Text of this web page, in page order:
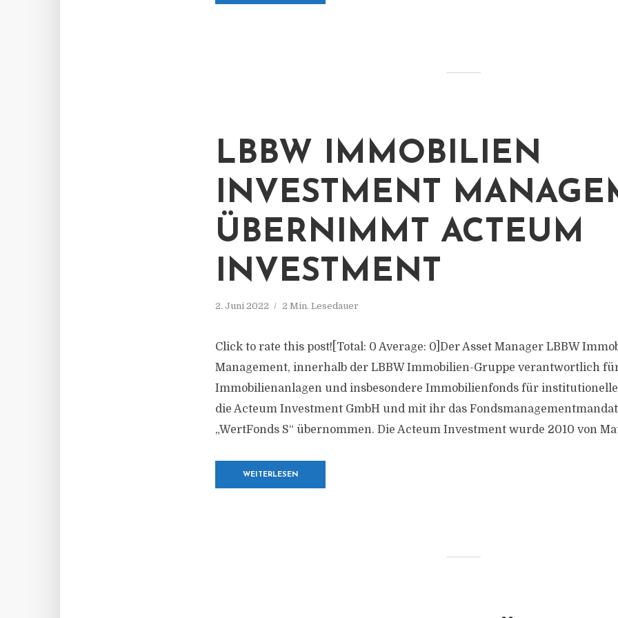
LBBW IMMOBILIEN
INVESTMENT
ÜBERNIMMT ACTEUM
INVESTMENT
2. Juni 2022 2 Min. Lesedauer
Click to rate this post![Total: 0 Average: 0]Der Asset Manager LBBW
Management, innerhalb der LBBW Immobilien-Gruppe verantwortlich
Immobilienanlagen und insbesondere Immobilienfonds für
die Acteum Investment GmbH und mit ihr das
„WertFonds S“ übernommen. Die Acteum Investment wurde 2010 von
WEITERLESEN